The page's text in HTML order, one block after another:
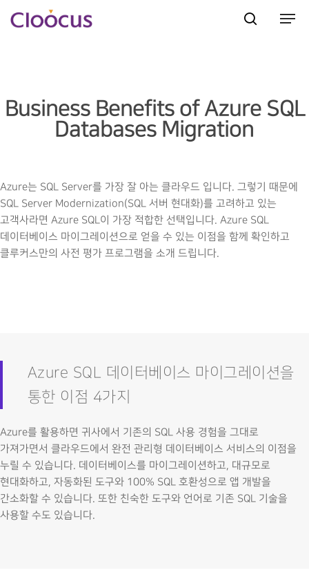
Business Benefits of Azure SQL
Databases Migration
Azure는 SQL Server를 가장 잘 아는 클라우드 입니다. 그렇기 때문에
SQL Server Modernization(SQL 서버 현대화)를 고려하고 있는
고객사라면 Azure SQL이 가장 적합한 선택입니다. Azure SQL
데이터베이스 마이그레이션으로 얻을 수 있는 이점을 함께 확인하고
클루커스만의 사전 평가 프로그램을 소개 드립니다.
Azure SQL 데이터베이스 마이그레이션을
통한 이점 4가지
Azure를 활용하면 귀사에서 기존의 SQL 사용 경험을 그대로
가져가면서 클라우드에서 완전 관리형 데이터베이스 서비스의 이점을
누릴 수 있습니다. 데이터베이스를 마이그레이션하고, 대규모로
현대화하고, 자동화된 도구와 100% SQL 호환성으로 앱 개발을
간소화할 수 있습니다. 또한 친숙한 도구와 언어로 기존 SQL 기술을
사용할 수도 있습니다.